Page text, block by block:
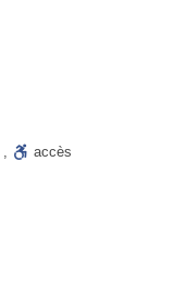
,
accès